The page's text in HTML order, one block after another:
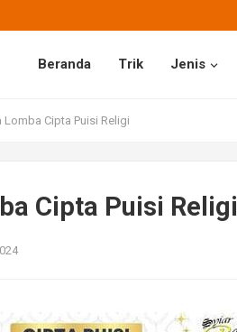
Beranda Trik Jenis
Lomba Cipta Puisi Religi
Cipta Puisi Religi